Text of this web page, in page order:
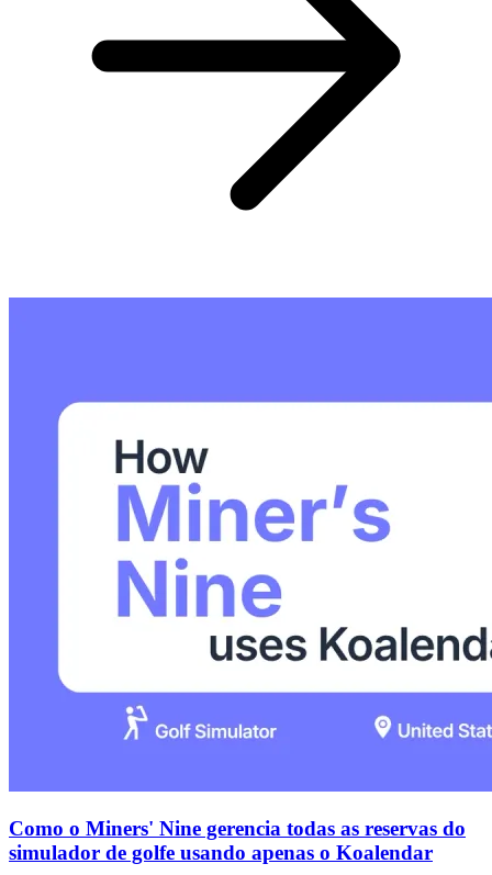
Como o Miners' Nine gerencia todas as reservas do
simulador de golfe usando apenas o Koalendar